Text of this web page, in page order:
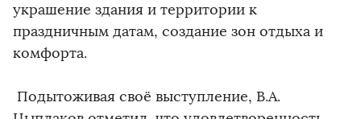
украшение здания и территории к
праздничным датам, создание зон отдыха и
комфорта.
Подытоживая своё выступление, В.А.